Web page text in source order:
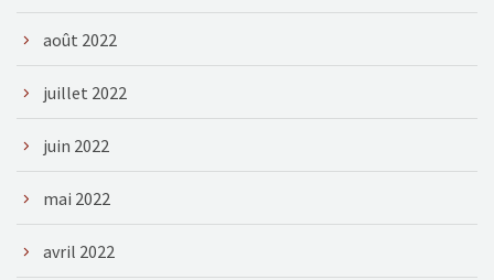
août 2022
juillet 2022
juin 2022
mai 2022
avril 2022